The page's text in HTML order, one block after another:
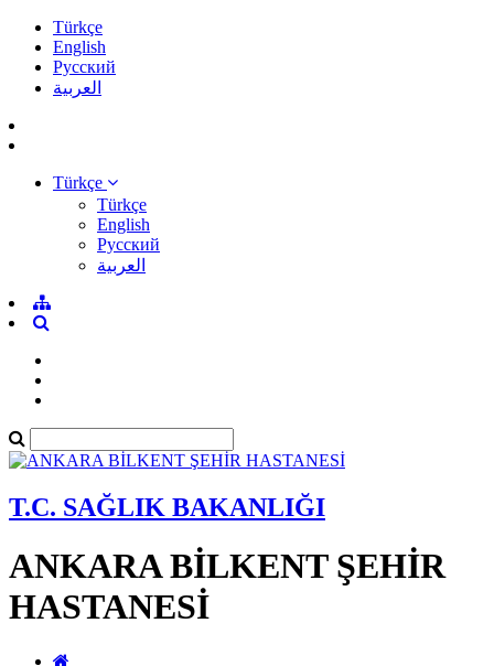
Türkçe
English
Pусский
العربية
Türkçe
Türkçe
English
Pусский
العربية
T.C. SAĞLIK BAKANLIĞI
ANKARA BİLKENT ŞEHİR
HASTANESİ